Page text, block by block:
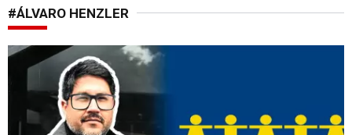
#ÁLVARO HENZLER
Renuncia irrevocable